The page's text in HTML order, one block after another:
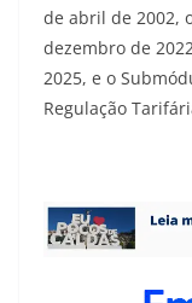
de abril de 2002,
dezembro de
2025, e o
Regulação